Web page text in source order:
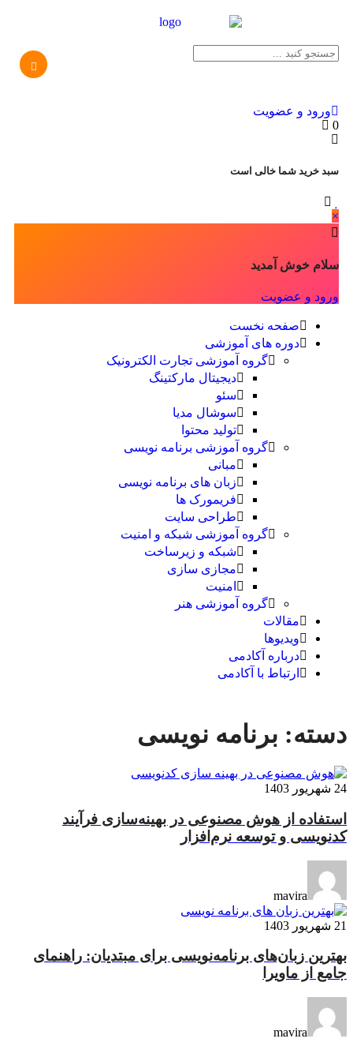
ورود و عضویت
0
سبد خرید شما خالی است
×
سلام خوش آمدید
ورود و عضویت
صفحه نخست
دوره های آموزشی
گروه آموزشی تجارت الکترونیک
دیجیتال مارکتینگ
سئو
سوشال مدیا
تولید محتوا
گروه آموزشی برنامه نویسی
مبانی
زبان های برنامه نویسی
فریمورک ها
طراحی سایت
گروه آموزشی شبکه و امنیت
شبکه و زیرساخت
مجازی سازی
امنیت
گروه آموزشی هنر
مقالات
ویدیوها
درباره آکادمی
ارتباط با آکادمی
دسته: برنامه نویسی
24 شهریور 1403
استفاده از هوش مصنوعی در بهینه‌سازی فرآیند
کدنویسی و توسعه نرم‌افزار
mavira
21 شهریور 1403
بهترین زبان‌های برنامه‌نویسی برای مبتدیان: راهنمای
جامع از ماویرا
mavira